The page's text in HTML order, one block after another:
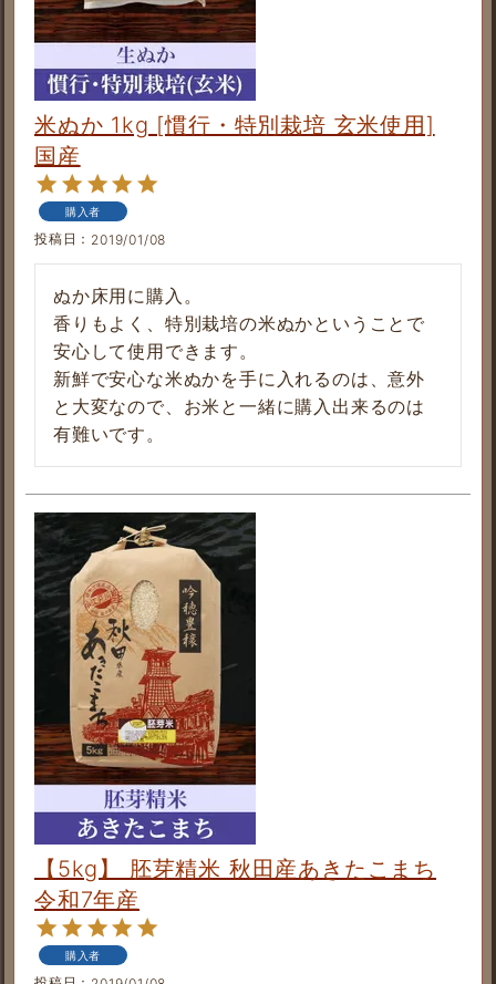
米ぬか 1kg [慣行・特別栽培 玄米使用]
国産
購入者
投稿日 2019/01/08
ぬか床用に購入。
香りもよく、特別栽培の米ぬかということで
安心して使用できます。
新鮮で安心な米ぬかを手に入れるのは、意外
と大変なので、お米と一緒に購入出来るのは
有難いです。
【5kg】 胚芽精米 秋田産あきたこまち
令和7年産
購入者